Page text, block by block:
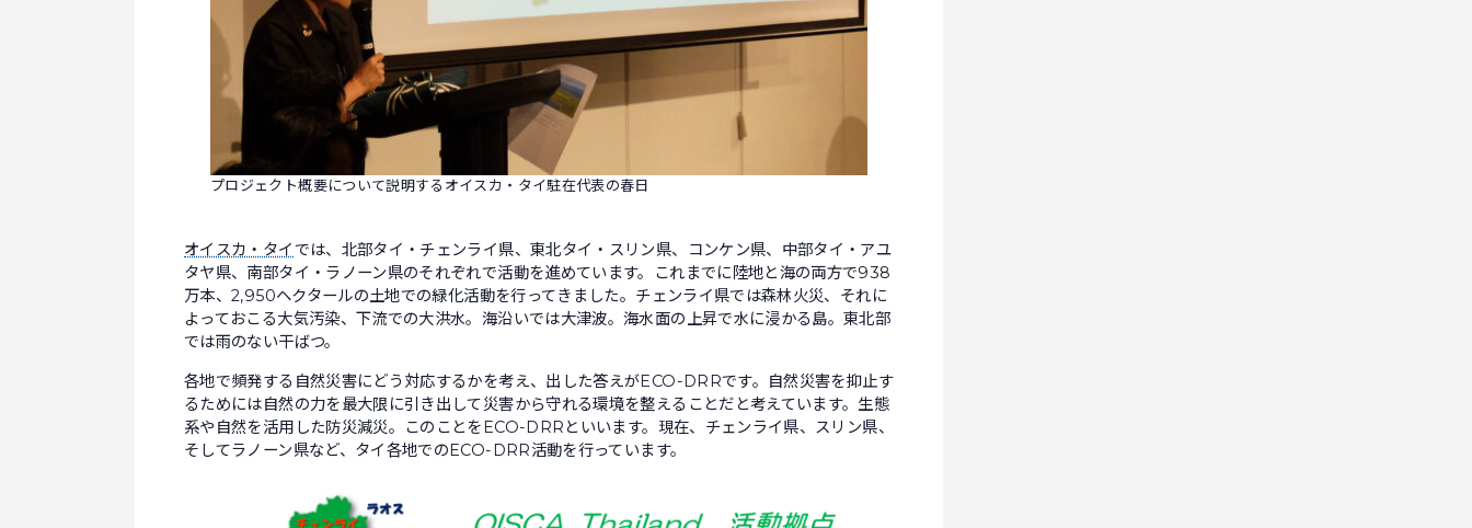
プロジェクト概要について説明するオイスカ・タイ駐在代表の春日
オイスカ・タイでは、北部タイ・チェンライ県、東北タイ・スリン県、コンケン県、中部タイ・アユ
タヤ県、南部タイ・ラノーン県のそれぞれで活動を進めています。これまでに陸地と海の両方で938
万本、2,950ヘクタールの土地での緑化活動を行ってきました。チェンライ県では森林火災、それに
よっておこる大気汚染、下流での大洪水。海沿いでは大津波。海水面の上昇で水に浸かる島。東北部
では雨のない干ばつ。
各地で頻発する自然災害にどう対応するかを考え、出した答えがECO-DRRです。自然災害を抑止す
るためには自然の力を最大限に引き出して災害から守れる環境を整えることだと考えています。生態
系や自然を活用した防災減災。このことをECO-DRRといいます。現在、チェンライ県、スリン県、
そしてラノーン県など、タイ各地でのECO-DRR活動を行っています。